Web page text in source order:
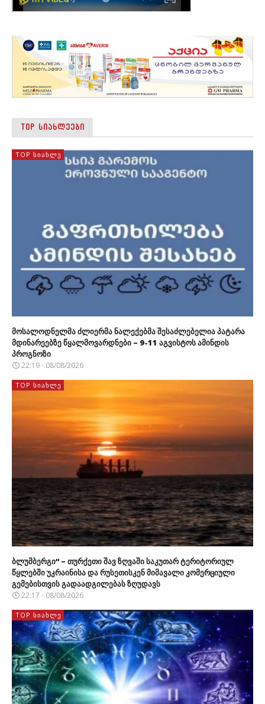
TOP ᲡᲘᲐᲮᲚᲔᲔᲑᲘ
TOP ᲡᲘᲐᲮᲚᲔ
მოსალოდნელმა ძლიერმა ნალექებმა შესაძლებელია პატარა
მდინარეებზე წყალმოვარდნები – 9-11 აგვისტოს ამინდის
პროგნოზი
22:19 - 08/08/2026
TOP ᲡᲘᲐᲮᲚᲔ
ბლუმბერგი“ – თურქეთი შავ ზღვაში საკუთარ ტერიტორიულ
წყლებში უკრაინისა და რუსეთისკენ მიმავალი კომერციული
გემებისთვის გადაადგილებას ზღუდავს
22:17 - 08/08/2026
TOP ᲡᲘᲐᲮᲚᲔ